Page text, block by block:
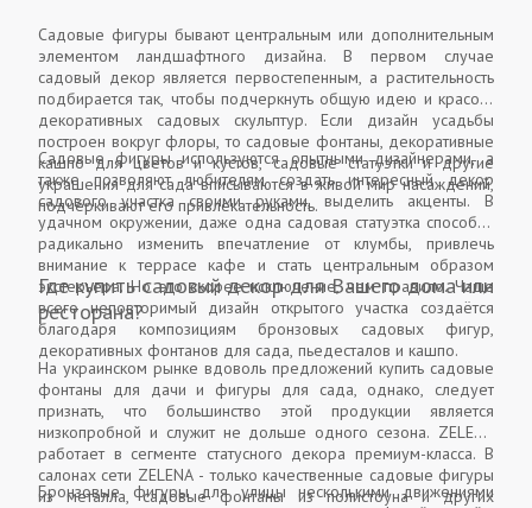
Садовые фигуры бывают центральным или дополнительным
элементом ландшафтного дизайна. В первом случае
садовый декор является первостепенным, а растительность
подбирается так, чтобы подчеркнуть общую идею и красоту
декоративных садовых скульптур. Если дизайн усадьбы
построен вокруг флоры, то садовые фонтаны, декоративные
кашпо для цветов и кустов, садовые статуэтки и другие
украшения для сада вписываются в живой мир насаждений,
подчёркивают его привлекательность.
Садовые фигуры используются опытными дизайнерами, а
также позволяют любителям создать интересный декор
садового участка своими руками, выделить акценты. В
удачном окружении, даже одна садовая статуэтка способна
радикально изменить впечатление от клумбы, привлечь
внимание к террасе кафе и стать центральным образом
экстерьера. Но это скорее исключение, чем правило. Чаще
всего неповторимый дизайн открытого участка создаётся
благодаря композициям бронзовых садовых фигур,
декоративных фонтанов для сада, пьедесталов и кашпо.
Где купить садовый декор для Вашего дома или
ресторана?
На украинском рынке вдоволь предложений купить садовые
фонтаны для дачи и фигуры для сада, однако, следует
признать, что большинство этой продукции является
низкопробной и служит не дольше одного сезона. ZELENA
работает в сегменте статусного декора премиум-класса. В
салонах сети ZELENA - только качественные садовые фигуры
из металла, садовые фонтаны из полистоуна и других
Бронзовые фигуры для улицы несколькими движениями